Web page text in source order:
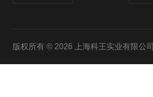
版权所有 © 2026 上海科王实业有限公司